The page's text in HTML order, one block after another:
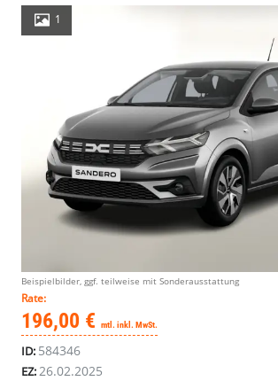
1
Beispielbilder, ggf. teilweise mit Sonderausstattung
Rate:
196,00 € mtl. inkl. MwSt.
ID: 584346
EZ: 26.02.2025